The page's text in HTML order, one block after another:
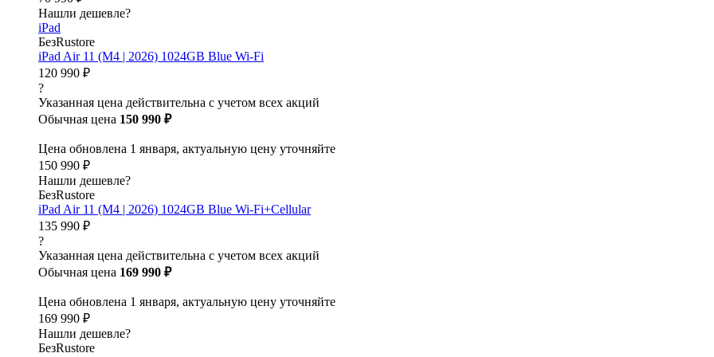
Нашли дешевле?
iPad
БезRustore
iPad Air 11 (M4 | 2026) 1024GB Blue Wi-Fi
120 990 ₽
?
Указанная цена действительна с учетом всех акций
Обычная цена 150 990 ₽
Цена обновлена 1 января, актуальную цену уточняйте
150 990 ₽
Нашли дешевле?
БезRustore
iPad Air 11 (M4 | 2026) 1024GB Blue Wi-Fi+Cellular
135 990 ₽
?
Указанная цена действительна с учетом всех акций
Обычная цена 169 990 ₽
Цена обновлена 1 января, актуальную цену уточняйте
169 990 ₽
Нашли дешевле?
БезRustore